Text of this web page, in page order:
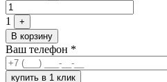
1
+
В корзину
Ваш телефон *